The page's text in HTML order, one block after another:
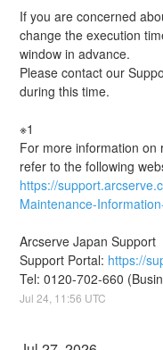
If you are concerned
change the execution
window in advance.
Please contact our
during this time.
※1
For more information on
refer to the following
https://
Maintenance-
Arcserve Japan Support
Support Portal: https://
Tel: 0120-702-660
Jul24 11:56 UTC